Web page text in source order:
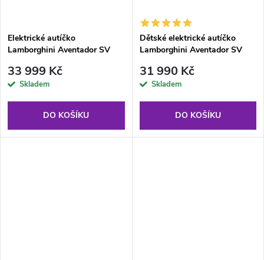
ů
Elektrické autíčko
Lamborghini Aventador SV
33 999 Kč
Skladem
DO KOŠÍKU
Dětské elektrické autíčko
Lamborghini Aventador SV
31 990 Kč
Skladem
DO KOŠÍKU